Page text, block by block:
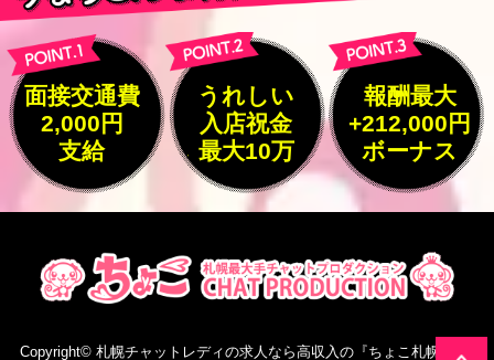
面接交通費
2,000円
支給
うれしい
入店祝金
最大10万
報酬最大
+212,000円
ボーナス
Copyright© 札幌チャットレディの求人なら高収入の『ちょこ札幌』 All